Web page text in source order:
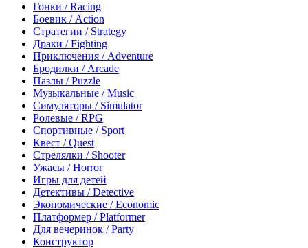
Гонки / Racing
Боевик / Action
Стратегии / Strategy
Драки / Fighting
Приключения / Adventure
Бродилки / Arcade
Пазлы / Puzzle
Музыкальные / Music
Симуляторы / Simulator
Ролевые / RPG
Спортивные / Sport
Квест / Quest
Стрелялки / Shooter
Ужасы / Horror
Игры для детей
Детективы / Detective
Экономические / Economic
Платформер / Platformer
Для вечеринок / Party
Конструктор